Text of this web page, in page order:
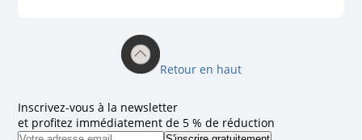
Retour en haut
Inscrivez-vous à la newsletter
et profitez immédiatement de 5 % de réduction